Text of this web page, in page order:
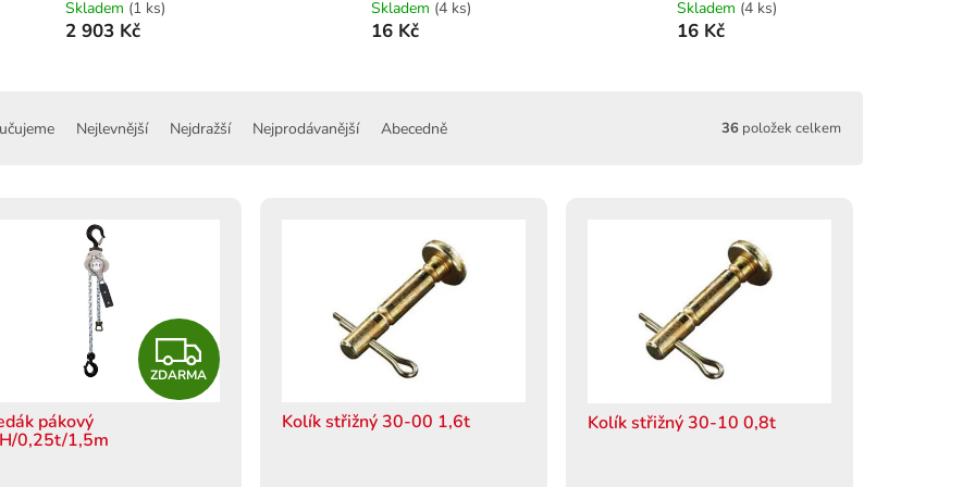
Skladem (1 ks)
2 903 Kč
Skladem (4 ks)
16 Kč
Skladem (4 ks)
16 Kč
Nejlevnější Nejdražší Nejprodávanější Abecedně 36 položek celkem
Z
D
ZDARMA
pákový
0,25t/1,5m
Kolík střižný 30-00 1,6t Kolík střižný 30-10 0,8t